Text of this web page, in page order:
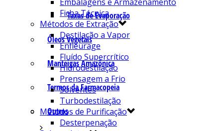
Taxas de Evaporação
Óleos Vegetais
Manteigas Amazônica
Termos da Farmacopeia
Outros
Ficha Técnica
Métodos de Extração
Destilação a Vapor
Enfleurage
Fluído Supercrítico
Hidrodestilação
Prensagem a Frio
Solventes
Turbodestilação
Métodos de Purificação
Desterpenação